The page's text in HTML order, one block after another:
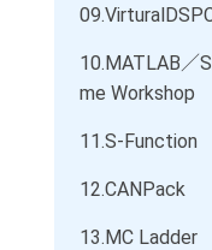
09.
10.MATLAB／
me Workshop
11.S-Function
12.CANPack
13.MC Ladder